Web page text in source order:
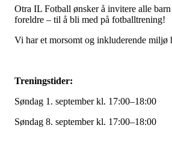
Otra IL Fotball ønsker å invitere alle
foreldre – til å bli med på fotballtrening!
Vi har et morsomt og inkluderende miljø
Treningstider:
Søndag 1. september kl. 17:00–18:00
Søndag 8. september kl. 17:00–18:00